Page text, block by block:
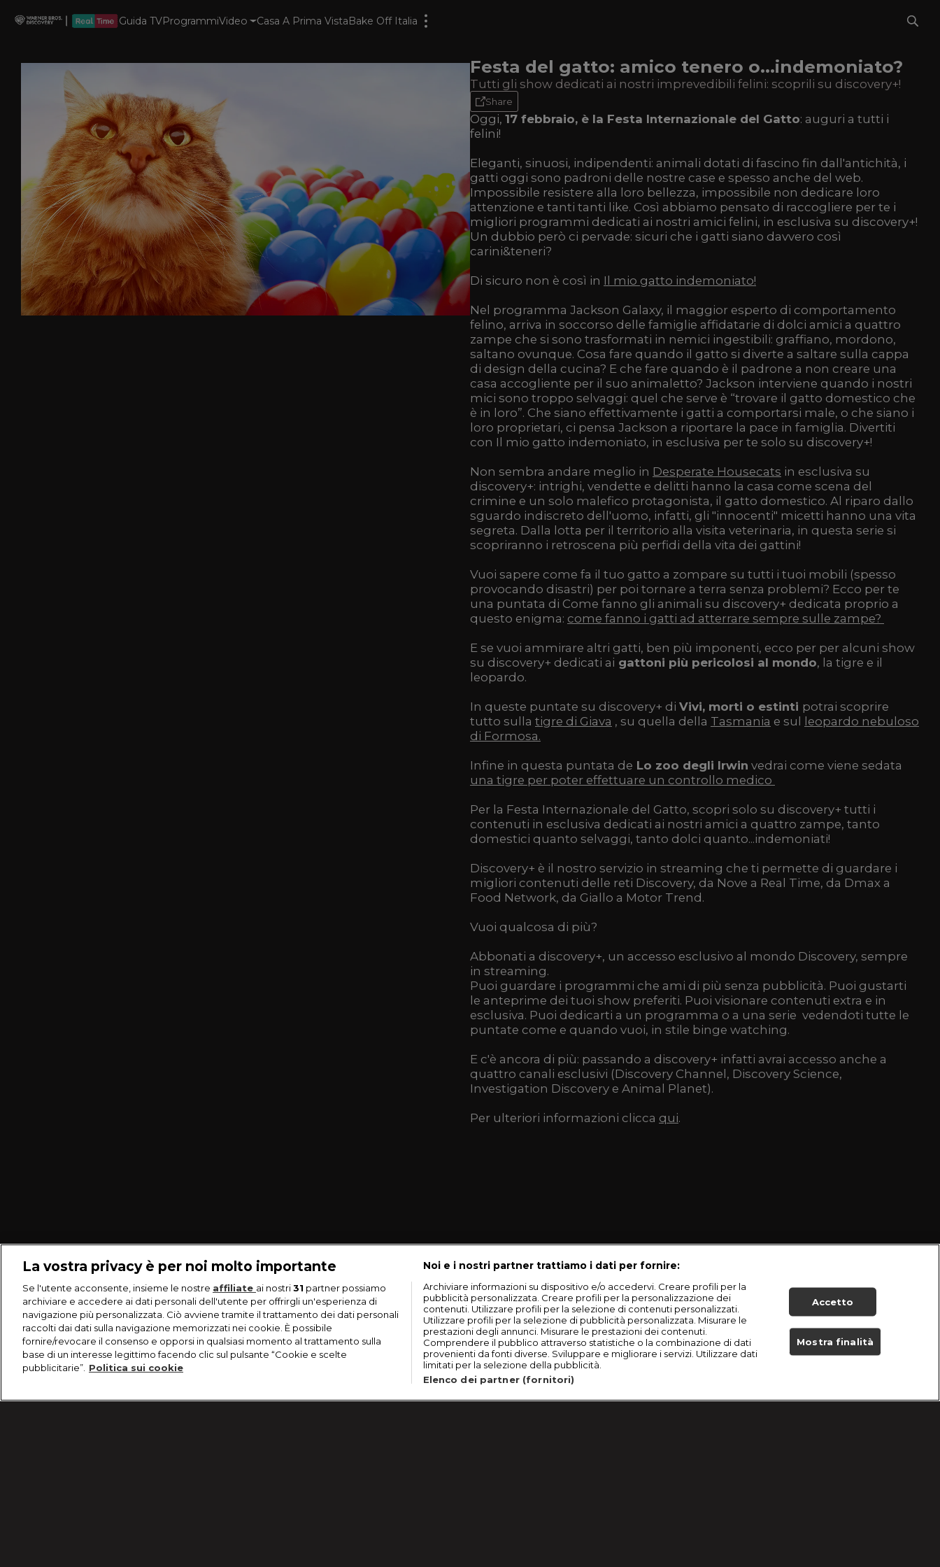
Guida TVProgrammiVideo Casa A Prima VistaBake Off Italia
Festa del gatto: amico tenero o...indemoniato?
Tutti gli show dedicati ai nostri imprevedibili felini: scoprili su discovery+!
Share
Oggi, 17 febbraio, è la Festa Internazionale del Gatto: auguri a tutti i
felini!
Eleganti, sinuosi, indipendenti: animali dotati di fascino fin dall'antichità, i
gatti oggi sono padroni delle nostre case e spesso anche del web.
Impossibile resistere alla loro bellezza, impossibile non dedicare loro
attenzione e tanti tanti like. Così abbiamo pensato di raccogliere per te i
migliori programmi dedicati ai nostri amici felini, in esclusiva su discovery+!
Un dubbio però ci pervade: sicuri che i gatti siano davvero così
carini&teneri?
Di sicuro non è così in Il mio gatto indemoniato!
Nel programma Jackson Galaxy, il maggior esperto di comportamento
felino, arriva in soccorso delle famiglie affidatarie di dolci amici a quattro
zampe che si sono trasformati in nemici ingestibili: graffiano, mordono,
saltano ovunque. Cosa fare quando il gatto si diverte a saltare sulla cappa
di design della cucina? E che fare quando è il padrone a non creare una
casa accogliente per il suo animaletto? Jackson interviene quando i nostri
mici sono troppo selvaggi: quel che serve è “trovare il gatto domestico che
è in loro”. Che siano effettivamente i gatti a comportarsi male, o che siano i
loro proprietari, ci pensa Jackson a riportare la pace in famiglia. Divertiti
con Il mio gatto indemoniato, in esclusiva per te solo su discovery+!
Non sembra andare meglio in Desperate Housecats in esclusiva su
discovery+: intrighi, vendette e delitti hanno la casa come scena del
crimine e un solo malefico protagonista, il gatto domestico. Al riparo dallo
sguardo indiscreto dell'uomo, infatti, gli "innocenti" micetti hanno una vita
segreta. Dalla lotta per il territorio alla visita veterinaria, in questa serie si
scopriranno i retroscena più perfidi della vita dei gattini!
Vuoi sapere come fa il tuo gatto a zompare su tutti i tuoi mobili (spesso
provocando disastri) per poi tornare a terra senza problemi? Ecco per te
una puntata di Come fanno gli animali su discovery+ dedicata proprio a
questo enigma: come fanno i gatti ad atterrare sempre sulle zampe?
E se vuoi ammirare altri gatti, ben più imponenti, ecco per per alcuni show
su discovery+ dedicati ai gattoni più pericolosi al mondo, la tigre e il
leopardo.
In queste puntate su discovery+ di Vivi, morti o estinti potrai scoprire
tutto sulla tigre di Giava , su quella della Tasmania e sul
leopardo nebuloso
di Formosa.
Infine in questa puntata de Lo zoo degli Irwin vedrai come viene sedata
una tigre per poter effettuare un controllo medico
Per la Festa Internazionale del Gatto, scopri solo su discovery+ tutti i
contenuti in esclusiva dedicati ai nostri amici a quattro zampe, tanto
domestici quanto selvaggi, tanto dolci quanto...indemoniati!
Discovery+ è il nostro servizio in streaming che ti permette di guardare i
migliori contenuti delle reti Discovery, da Nove a Real Time, da Dmax a
Food Network, da Giallo a Motor Trend.
Vuoi qualcosa di più?
Abbonati a discovery+, un accesso esclusivo al mondo Discovery, sempre
in streaming.
Puoi guardare i programmi che ami di più senza pubblicità. Puoi gustarti
le anteprime dei tuoi show preferiti. Puoi visionare contenuti extra e in
esclusiva. Puoi dedicarti a un programma o a una serie vedendoti tutte le
puntate come e quando vuoi, in stile binge watching.
E c'è ancora di più: passando a discovery+ infatti avrai accesso anche a
quattro canali esclusivi (Discovery Channel, Discovery Science,
Investigation Discovery e Animal Planet).
Per ulteriori informazioni clicca qui.
La vostra privacy è per noi molto importante
Se l'utente acconsente, insieme le nostre affiliate ai nostri31 partner possiamo
archiviare e accedere ai dati personali dell'utente per offrirgli un'esperienza di
navigazione più personalizzata. Ciò avviene tramite il trattamento dei dati personali
raccolti dai dati sulla navigazione memorizzati nei cookie. È possibile
fornire/revocare il consenso e opporsi in qualsiasi momento al trattamento sulla
base di un interesse legittimo facendo clic sul pulsante “Cookie e scelte
pubblicitarie”. Politica sui cookie
Noi e i nostri partner trattiamo i dati per fornire:
Archiviare informazioni su dispositivo e/o accedervi. Creare profili per la
pubblicità personalizzata. Creare profili per la personalizzazione dei
contenuti. Utilizzare profili per la selezione di contenuti personalizzati.
Utilizzare profili per la selezione di pubblicità personalizzata. Misurare le
prestazioni degli annunci. Misurare le prestazioni dei contenuti.
Comprendere il pubblico attraverso statistiche o la combinazione di dati
provenienti da fonti diverse. Sviluppare e migliorare i servizi. Utilizzare dati
limitati per la selezione della pubblicità.
Elenco dei partner (fornitori)
Accetto
Mostra finalità